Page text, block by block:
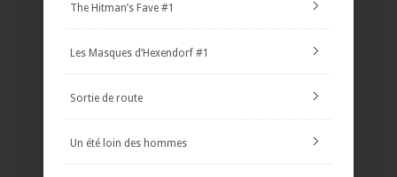
The Hitman’s Fave #1
Les Masques d’Hexendorf #1
Sortie de route
Un été loin des hommes